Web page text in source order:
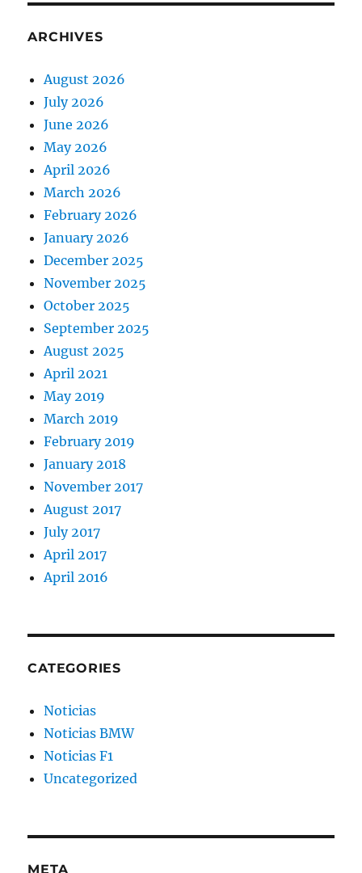
ARCHIVES
August 2026
July 2026
June 2026
May 2026
April 2026
March 2026
February 2026
January 2026
December 2025
November 2025
October 2025
September 2025
August 2025
April 2021
May 2019
March 2019
February 2019
January 2018
November 2017
August 2017
July 2017
April 2017
April 2016
CATEGORIES
Noticias
Noticias BMW
Noticias F1
Uncategorized
META